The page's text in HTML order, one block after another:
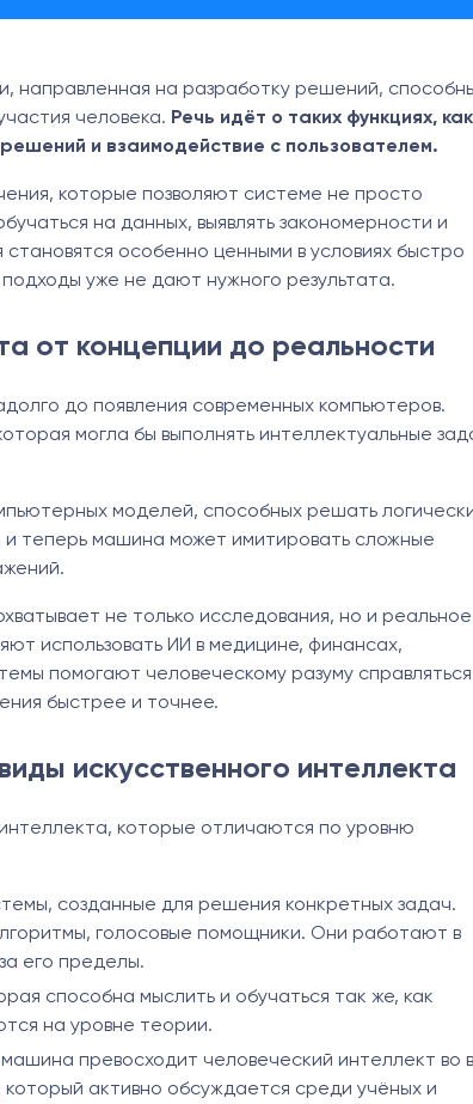
направленная на разработку решений,
человека. Речь идёт о таких функциях, как
и взаимодействие с пользователем.
которые позволяют системе не просто
на данных, выявлять закономерности и
особенно ценными в условиях быстро
уже не дают нужного результата.
от концепции до реальности
до появления современных компьютеров.
могла бы выполнять интеллектуальные
моделей, способных решать
и теперь машина может имитировать сложные
не только исследования, но и реальное
использовать ИИ в медицине, финансах,
помогают человеческому разуму
быстрее и точнее.
искусственного интеллекта
которые отличаются по уровню
созданные для решения конкретных задач.
голосовые помощники. Они работают в
его пределы.
способна мыслить и обучаться так же, как
на уровне теории.
превосходит человеческий интеллект во
активно обсуждается среди учёных и